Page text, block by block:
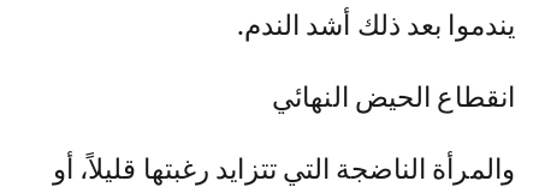
يندموا بعد ذلك أشد الندم.
انقطاع الحيض النهائي
والمرأة الناضجة التي تتزايد رغبتها قليلاً، أو